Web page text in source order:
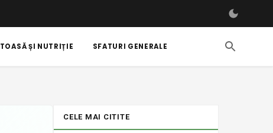
ȘI NUTRIȚIE SFATURI GENERALE
CELE MAI CITITE